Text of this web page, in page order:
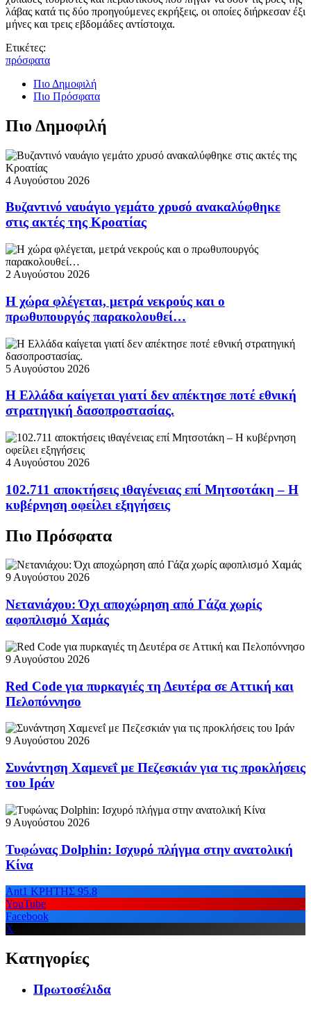
λάβας κατά τις δύο προηγούμενες εκρήξεις, οι οποίες διήρκεσαν έξι
μήνες και τρεις εβδομάδες αντίστοιχα.
Ετικέτες:
πρόσφατα
Πιο Δημοφιλή
Πιο Πρόσφατα
Πιο Δημοφιλή
4 Αυγούστου 2026
Βυζαντινό ναυάγιο γεμάτο χρυσό ανακαλύφθηκε
στις ακτές της Κροατίας
2 Αυγούστου 2026
Η χώρα φλέγεται, μετρά νεκρούς και ο
πρωθυπουργός παρακολουθεί…
5 Αυγούστου 2026
Η Ελλάδα καίγεται γιατί δεν απέκτησε ποτέ εθνική
στρατηγική δασοπροστασίας.
4 Αυγούστου 2026
102.711 αποκτήσεις ιθαγένειας επί Μητσοτάκη – Η
κυβέρνηση οφείλει εξηγήσεις
Πιο Πρόσφατα
9 Αυγούστου 2026
Νετανιάχου: Όχι αποχώρηση από Γάζα χωρίς
αφοπλισμό Χαμάς
9 Αυγούστου 2026
Red Code για πυρκαγιές τη Δευτέρα σε Αττική και
Πελοπόννησο
9 Αυγούστου 2026
Συνάντηση Χαμενεΐ με Πεζεσκιάν για τις προκλήσεις
του Ιράν
9 Αυγούστου 2026
Τυφώνας Dolphin: Ισχυρό πλήγμα στην ανατολική
Κίνα
Ant1 ΚΡΗΤΗΣ 95.8
YouTube
Facebook
X
Κατηγορίες
Πρωτοσέλιδα